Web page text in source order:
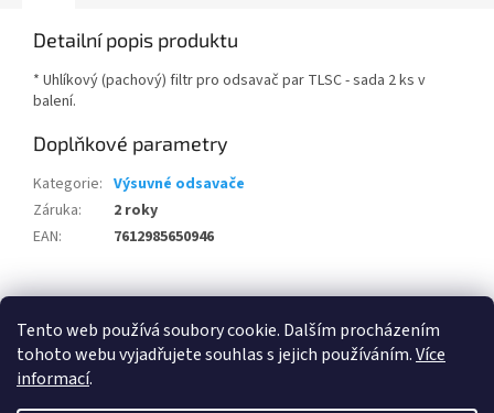
Tento web používá soubory cookie. Dalším procházením
tohoto webu vyjadřujete souhlas s jejich používáním.Více
informací.
Detailní popis produktu
* Uhlíkový (pachový) filtr pro odsavač par TLSC - sada 2 ks v
balení.
Doplňkové parametry
Kategorie: Výsuvné odsavače
Záruka:
2 roky
EAN: 7612985650946
Z
100 % zákazníků Heureka.cz nás doporučuje! Zboží.cz Firmy.cz